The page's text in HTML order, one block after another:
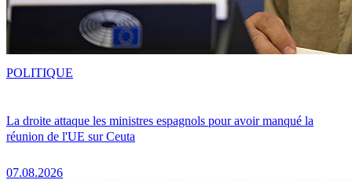
La droite attaque les ministres espagnols pour avoir manqué la
réunion de l'UE sur Ceuta
07.08.2026
POLITIQUE